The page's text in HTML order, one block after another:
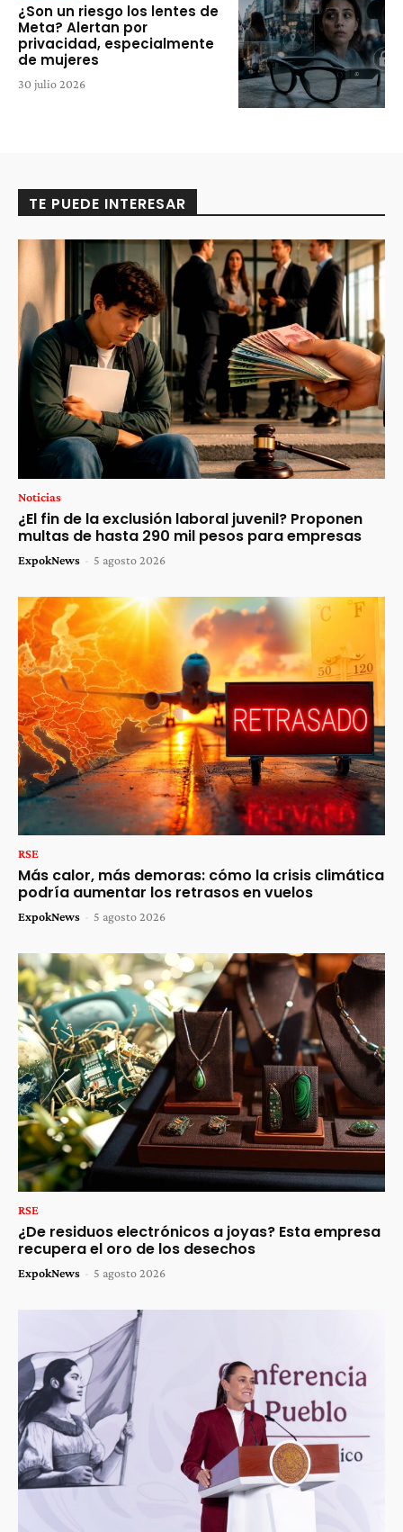
¿Son un riesgo los lentes de
Meta? Alertan por
privacidad, especialmente
de mujeres
30 julio 2026
TE PUEDE INTERESAR
Noticias
¿El fin de la exclusión laboral juvenil? Proponen
multas de hasta 290 mil pesos para empresas
ExpokNews - 5 agosto 2026
RSE
Más calor, más demoras: cómo la crisis climática
podría aumentar los retrasos en vuelos
ExpokNews - 5 agosto 2026
RSE
¿De residuos electrónicos a joyas? Esta empresa
recupera el oro de los desechos
ExpokNews - 5 agosto 2026